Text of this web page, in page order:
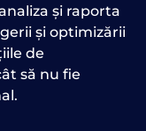
și raporta
și optimizării
de
să nu fie